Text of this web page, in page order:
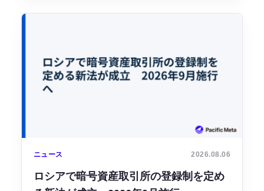
ニュース 2026.08.06
ロシアで暗号資産取引所の登録制を定め